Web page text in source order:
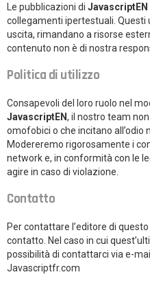
Le pubblicazioni di JavascriptEN
collegamenti ipertestuali. Questi
uscita, rimandano a risorse
contenuto non è di nostra
Politica di utilizzo
Consapevoli del loro ruolo nel
JavascriptEN, il nostro team
omofobici o che incitano all’odio
Modereremo rigorosamente i
network e, in conformità con le
agire in caso di violazione.
Contatto
Per contattare l’editore di
contatto. Nel caso in cui
possibilità di contattarci via e-
Javascriptfr.com